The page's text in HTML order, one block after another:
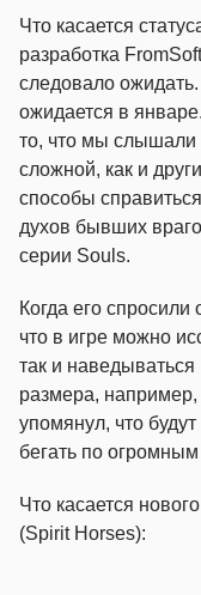
Что касается
разработка
следовало
ожидается в
то, что мы
сложной, как и
способы
духов бывших
серии Souls.
Когда его спросили
что в игре можно
так и
размера, например,
упомянул, что
бегать по
Что касается
(Spirit Horses):